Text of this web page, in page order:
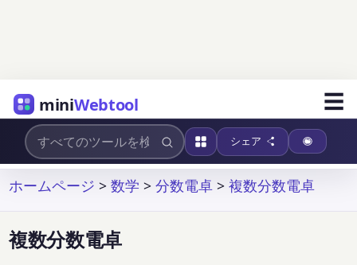
miniWebtool ☰
シェア
ホームページ >数学 >分数電卓 >複数分数電卓
複数分数電卓